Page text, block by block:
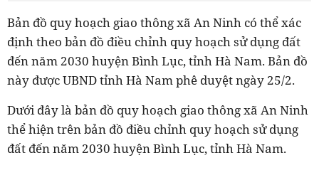
Bản đồ quy hoạch giao thông xã An Ninh có thể xác
định theo bản đồ điều chỉnh quy hoạch sử dụng đất
đến năm 2030 huyện Bình Lục, tỉnh Hà Nam. Bản đồ
này được UBND tỉnh Hà Nam phê duyệt ngày 25/2.
Dưới đây là bản đồ quy hoạch giao thông xã An Ninh
thể hiện trên bản đồ điều chỉnh quy hoạch sử dụng
đất đến năm 2030 huyện Bình Lục, tỉnh Hà Nam.